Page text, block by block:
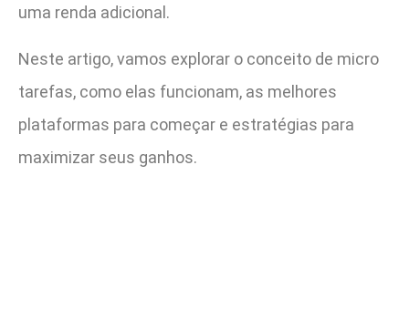
uma renda adicional.
Neste artigo, vamos explorar o conceito de micro
tarefas, como elas funcionam, as melhores
plataformas para começar e estratégias para
maximizar seus ganhos.